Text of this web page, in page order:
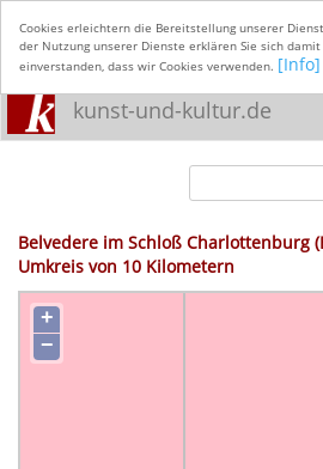
Cookies erleichtern die Bereitstellung unserer
der Nutzung unserer Dienste erklären Sie sich damit
einverstanden, dass wir Cookies verwenden. [Info]
kunst-und-kultur.de
Belvedere im Schloß Charlottenburg
Umkreis von 10 Kilometern
+
−